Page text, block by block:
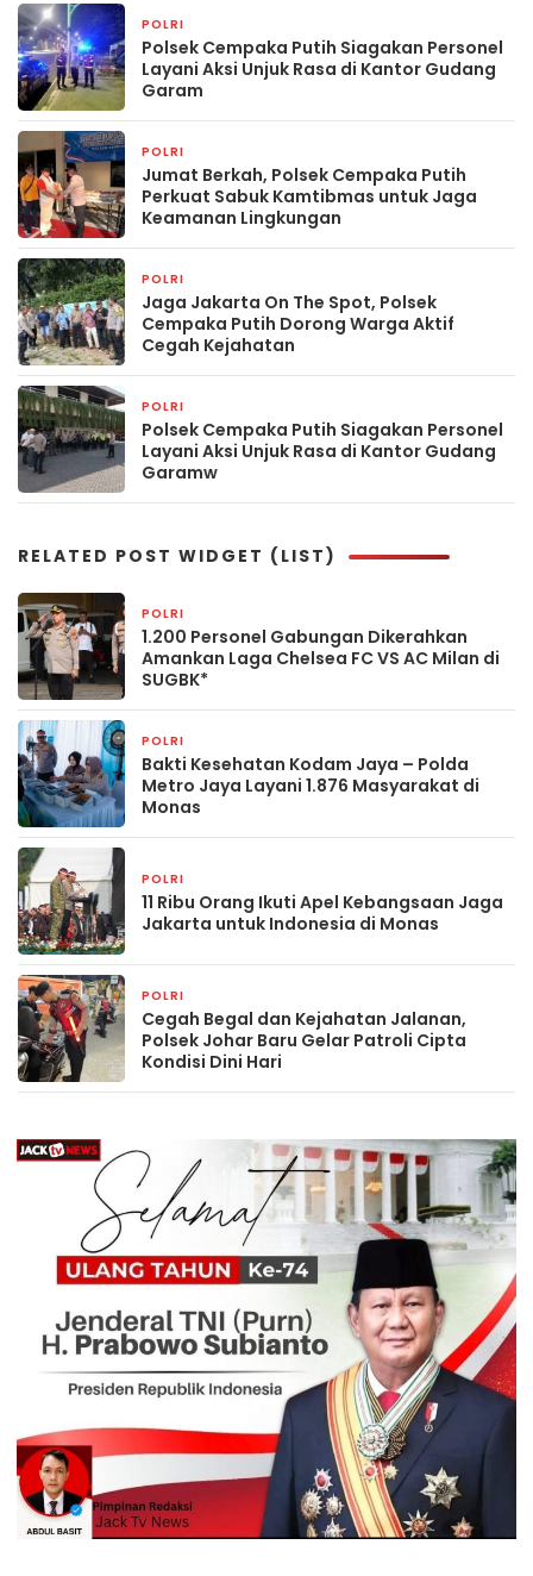
POLRI
Polsek Cempaka Putih Siagakan Personel
Layani Aksi Unjuk Rasa di Kantor Gudang
Garam
POLRI
Jumat Berkah, Polsek Cempaka Putih
Perkuat Sabuk Kamtibmas untuk Jaga
Keamanan Lingkungan
POLRI
Jaga Jakarta On The Spot, Polsek
Cempaka Putih Dorong Warga Aktif
Cegah Kejahatan
POLRI
Polsek Cempaka Putih Siagakan Personel
Layani Aksi Unjuk Rasa di Kantor Gudang
Garamw
RELATED POST WIDGET (LIST)
POLRI
1.200 Personel Gabungan Dikerahkan
Amankan Laga Chelsea FC VS AC Milan di
SUGBK*
POLRI
Bakti Kesehatan Kodam Jaya – Polda
Metro Jaya Layani 1.876 Masyarakat di
Monas
POLRI
11 Ribu Orang Ikuti Apel Kebangsaan Jaga
Jakarta untuk Indonesia di Monas
POLRI
Cegah Begal dan Kejahatan Jalanan,
Polsek Johar Baru Gelar Patroli Cipta
Kondisi Dini Hari